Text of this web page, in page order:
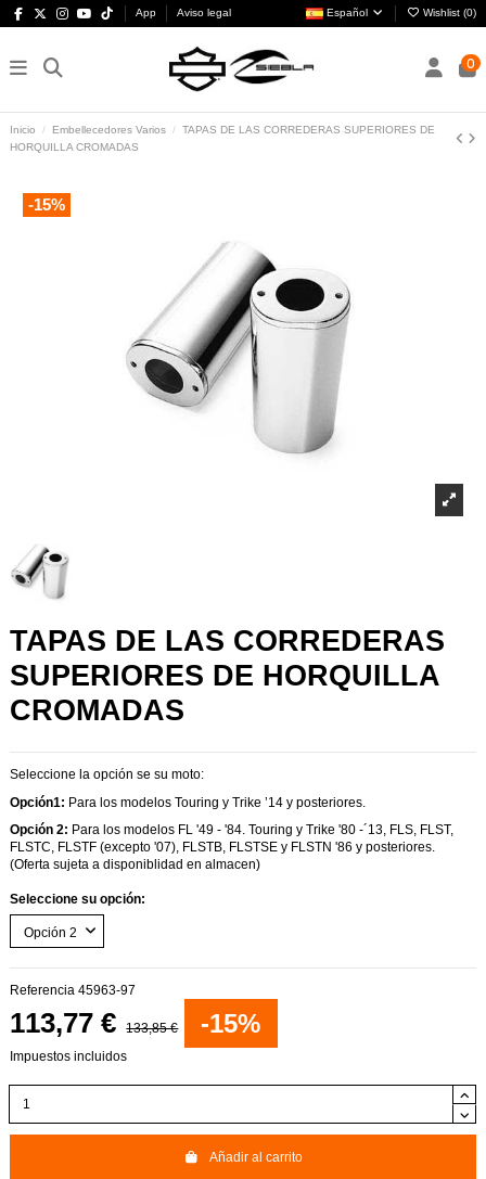
App Aviso legal Español Wishlist (0)
0
Inicio Embellecedores Varios
TAPAS DE LAS CORREDERAS SUPERIORES DE
HORQUILLA CROMADAS
-15%
TAPAS DE LAS CORREDERAS
SUPERIORES DE HORQUILLA
CROMADAS
Seleccione la opción se su moto:
Opción1: Para los modelos Touring y Trike ’14 y posteriores.
Opción 2: Para los modelos FL '49 - '84. Touring y Trike '80 -´13, FLS, FLST,
FLSTC, FLSTF (excepto '07), FLSTB, FLSTSE y FLSTN '86 y posteriores.
(Oferta sujeta a disponiblidad en almacen)
Seleccione su opción:
Referencia 45963-97
113,77 € 133,85 € -15%
Impuestos incluidos
Añadir al carrito